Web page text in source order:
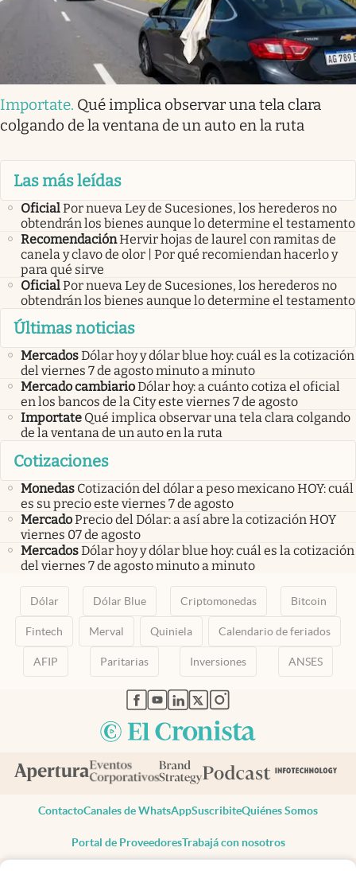
Importate. Qué implica observar una tela clara
colgando de la ventana de un auto en la ruta
Las más leídas
OficialPor nueva Ley de Sucesiones, los herederos no
obtendrán los bienes aunque lo determine el testamento
RecomendaciónHervir hojas de laurel con ramitas de
canela y clavo de olor | Por qué recomiendan hacerlo y
para qué sirve
OficialPor nueva Ley de Sucesiones, los herederos no
obtendrán los bienes aunque lo determine el testamento
Últimas noticias
MercadosDólar hoy y dólar blue hoy: cuál es la cotización
del viernes 7 de agosto minuto a minuto
Mercado cambiarioDólar hoy: a cuánto cotiza el oficial
en los bancos de la City este viernes 7 de agosto
Importate Qué implica observar una tela clara colgando
de la ventana de un auto en la ruta
Cotizaciones
Monedas Cotización del dólar a peso mexicano HOY: cuál
es su precio este viernes 7 de agosto
MercadoPrecio del Dólar: a así abre la cotización HOY
viernes 07 de agosto
MercadosDólar hoy y dólar blue hoy: cuál es la cotización
del viernes 7 de agosto minuto a minuto
Dólar Dólar Blue Criptomonedas Bitcoin
Fintech Merval Quiniela Calendario de feriados
AFIP Paritarias Inversiones ANSES
abre en nueva pestaña
abre en nueva pestaña
abre en nueva pestaña
abre en nueva pestaña
abre en nueva pestaña
ContactoCanales de WhatsAppSuscribiteQuiénes Somos
Portal de ProveedoresTrabajá con nosotros